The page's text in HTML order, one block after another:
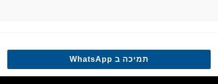
תמיכה ב WhatsApp